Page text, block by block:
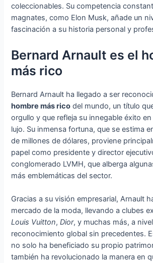
coleccionables. Su competencia
magnates, como Elon Musk, añade un
fascinación a su historia personal y
Bernard Arnault es el
más rico
Bernard Arnault ha llegado a ser
hombre más rico del mundo, un título
orgullo y que refleja su innegable éxito
lujo. Su inmensa fortuna, que se estima
de millones de dólares, proviene
papel como presidente y director
conglomerado LVMH, que alberga
más emblemáticas del sector.
Gracias a su visión empresarial, Arnault
mercado de la moda, llevando a clubes
Louis Vuitton,Dior, y muchas más, a
reconocimiento global sin precedentes.
no solo ha beneficiado su propio
también ha revolucionado la manera en